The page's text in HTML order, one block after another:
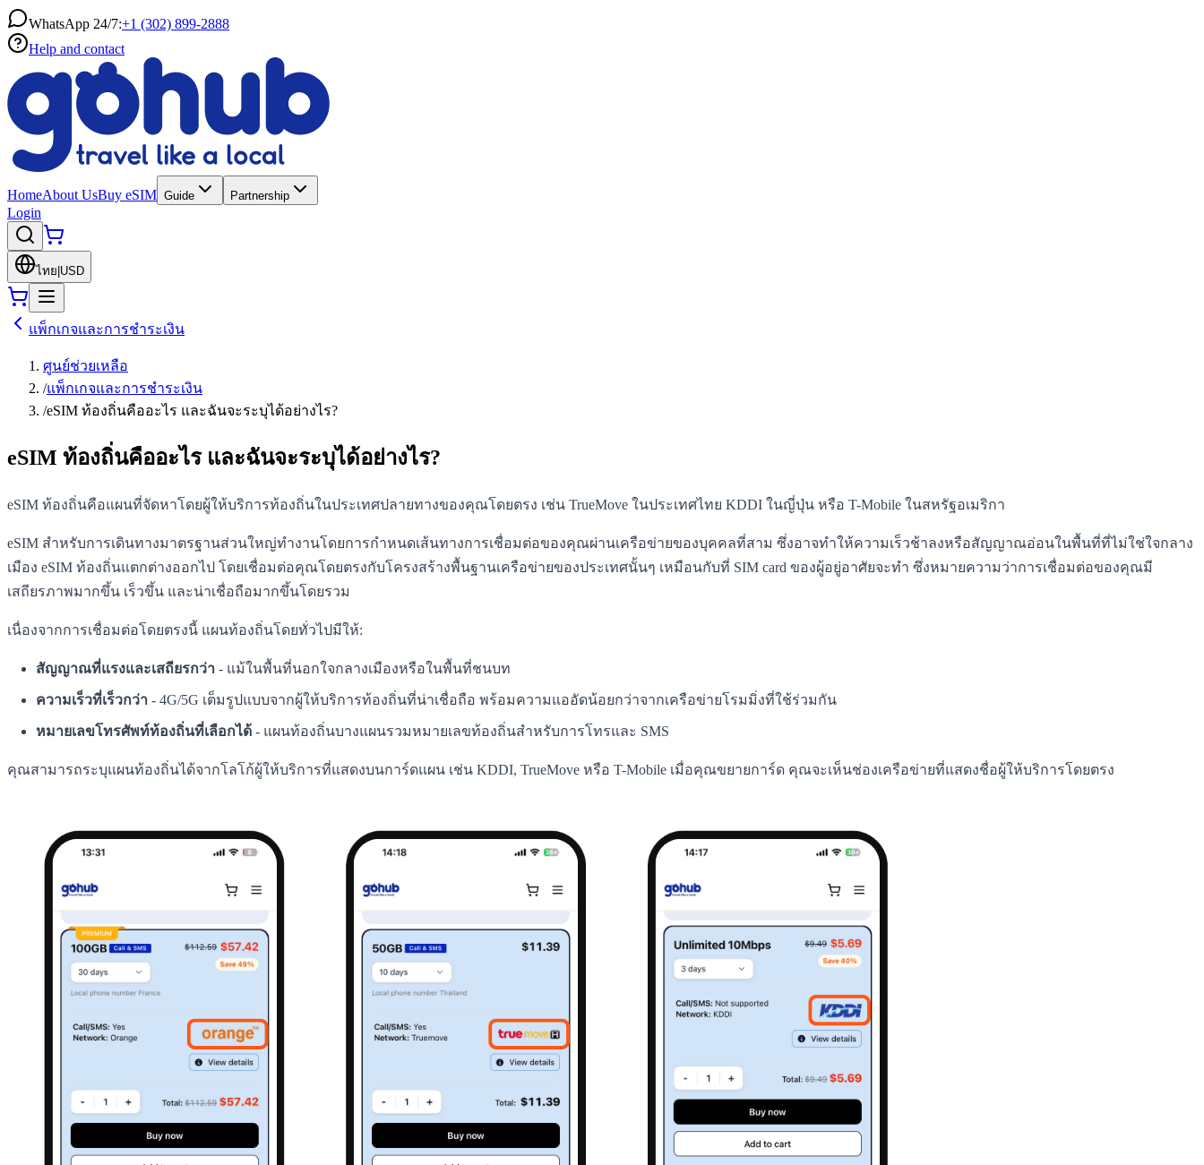
WhatsApp 24/7:+1 (302) 899-2888
Help and contact
HomeAbout UsBuy eSIM Guide Partnership
Login
ไทย USD
แพ็กเกจและการชำระเงิน
ศูนย์ช่วยเหลือ
/แพ็กเกจและการชำระเงิน
/eSIM ท้องถิ่นคืออะไร และฉันจะระบุได้อย่างไร?
eSIM ท้องถิ่นคืออะไร และฉันจะระบุได้อย่างไร?
eSIM ท้องถิ่นคือแผนที่จัดหาโดยผู้ให้บริการท้องถิ่นในประเทศปลายทางของคุณโดยตรง เช่น TrueMove ในประเทศไทย KDDI ในญี่ปุ่น หรือ T-Mobile ในสหรัฐอเมริกา
eSIM สำหรับการเดินทางมาตรฐานส่วนใหญ่ทำงานโดยการกำหนดเส้นทางการเชื่อมต่อของคุณผ่านเครือข่ายของบุคคลที่สาม ซึ่งอาจทำให้ความเร็วช้าลงหรือสัญญาณอ่อนในพื้นที่ที่ไม่ใช่ใจกลาง
เมือง eSIM ท้องถิ่นแตกต่างออกไป โดยเชื่อมต่อคุณโดยตรงกับโครงสร้างพื้นฐานเครือข่ายของประเทศนั้นๆ เหมือนกับที่ SIM card ของผู้อยู่อาศัยจะทำ ซึ่งหมายความว่าการเชื่อมต่อของคุณมี
เสถียรภาพมากขึ้น เร็วขึ้น และน่าเชื่อถือมากขึ้นโดยรวม
เนื่องจากการเชื่อมต่อโดยตรงนี้ แผนท้องถิ่นโดยทั่วไปมีให้:
สัญญาณที่แรงและเสถียรกว่า - แม้ในพื้นที่นอกใจกลางเมืองหรือในพื้นที่ชนบท
ความเร็วที่เร็วกว่า - 4G/5G เต็มรูปแบบจากผู้ให้บริการท้องถิ่นที่น่าเชื่อถือ พร้อมความแออัดน้อยกว่าจากเครือข่ายโรมมิ่งที่ใช้ร่วมกัน
หมายเลขโทรศัพท์ท้องถิ่นที่เลือกได้ - แผนท้องถิ่นบางแผนรวมหมายเลขท้องถิ่นสำหรับการโทรและ SMS
คุณสามารถระบุแผนท้องถิ่นได้จากโลโก้ผู้ให้บริการที่แสดงบนการ์ดแผน เช่น KDDI, TrueMove หรือ T-Mobile เมื่อคุณขยายการ์ด คุณจะเห็นช่องเครือข่ายที่แสดงชื่อผู้ให้บริการโดยตรง